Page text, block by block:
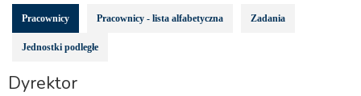
Pracownicy Pracownicy - lista alfabetyczna Zadania
Jednostki podległe
Dyrektor